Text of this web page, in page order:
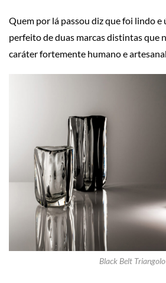
Quem por lá passou diz que foi lindo e
perfeito de duas marcasdistintas que
caráter fortemente humano e
Black Belt Triangolo